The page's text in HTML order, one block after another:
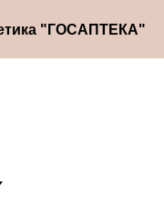
"ГОСАПТЕКА"